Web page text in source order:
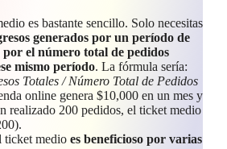
es bastante sencillo. Solo necesitas
generados por un período de
el número total de pedidos
mismo período. La fórmula sería:
Totales / Número Total de Pedidos
online genera $10,000 en un mes y
realizado 200 pedidos, el ticket medio
ticket medio es beneficioso por varias